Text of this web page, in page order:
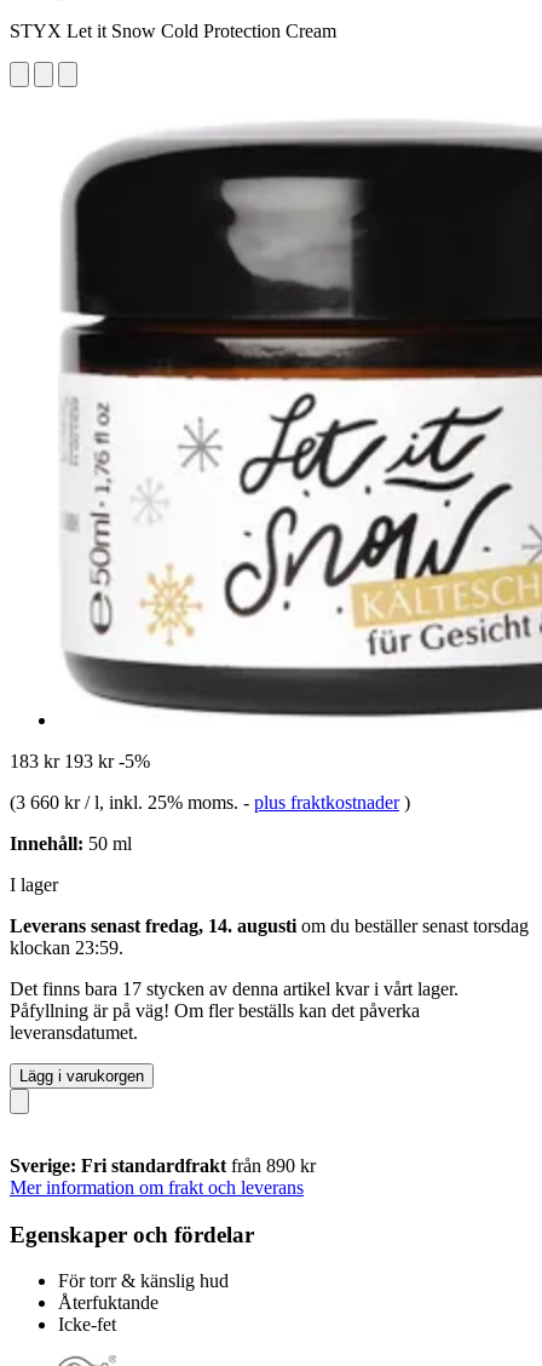
STYX Let it Snow Cold Protection Cream
183 kr 193 kr -5%
(3 660 kr / l, inkl. 25% moms. - plus fraktkostnader )
Innehåll: 50 ml
I lager
Leverans senast fredag, 14. augusti om du beställer senast torsdag
klockan 23:59.
Det finns bara 17 stycken av denna artikel kvar i vårt lager.
Påfyllning är på väg! Om fler beställs kan det påverka
leveransdatumet.
Lägg i varukorgen
Sverige: Fri standardfrakt från 890 kr
Mer information om frakt och leverans
Egenskaper och fördelar
För torr & känslig hud
Återfuktande
Icke-fet